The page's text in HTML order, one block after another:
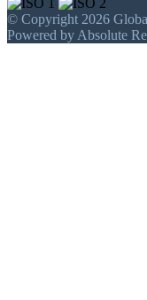
© Copyright 2026
Powered by Absolute